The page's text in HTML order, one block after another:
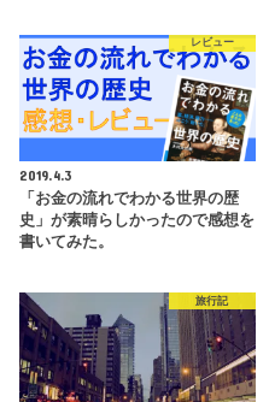
レビュー
2019.4.3
「お金の流れでわかる世界の歴
史」が素晴らしかったので感想を
書いてみた。
旅行記